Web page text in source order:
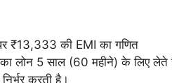
₹13,333 की EMI का गणित
लोन 5 साल (60 महीने) के लिए लेते
करती है।